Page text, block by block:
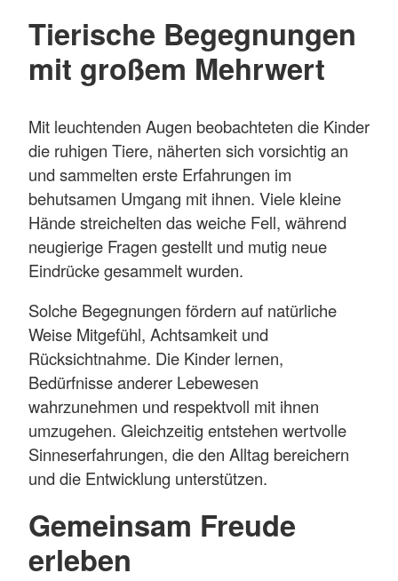
Tierische Begegnungen
mit großem Mehrwert
Mit leuchtenden Augen beobachteten die Kinder
die ruhigen Tiere, näherten sich vorsichtig an
und sammelten erste Erfahrungen im
behutsamen Umgang mit ihnen. Viele kleine
Hände streichelten das weiche Fell, während
neugierige Fragen gestellt und mutig neue
Eindrücke gesammelt wurden.
Solche Begegnungen fördern auf natürliche
Weise Mitgefühl, Achtsamkeit und
Rücksichtnahme. Die Kinder lernen,
Bedürfnisse anderer Lebewesen
wahrzunehmen und respektvoll mit ihnen
umzugehen. Gleichzeitig entstehen wertvolle
Sinneserfahrungen, die den Alltag bereichern
und die Entwicklung unterstützen.
Gemeinsam Freude
erleben